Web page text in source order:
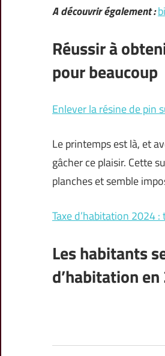
A découvrir également :
Réussir à
pour beaucoup
Enlever la résine de pin
Le printemps est là, et
gâcher ce plaisir. Cette
planches et semble
Taxe d’habitation 2024
Les habitants
d’habitation